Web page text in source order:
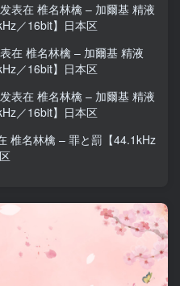
发表在 椎名林檎 – 加爾基 精液
／16bit】日本区
在 椎名林檎 – 加爾基 精液
／16bit】日本区
发表在 椎名林檎 – 加爾基 精液
／16bit】日本区
椎名林檎 – 罪と罰【44.1kHz